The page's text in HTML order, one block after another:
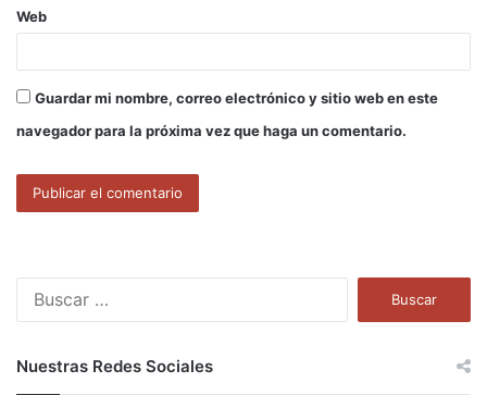
Web
Guardar mi nombre, correo electrónico y sitio web en este
navegador para la próxima vez que haga un comentario.
Nuestras Redes Sociales